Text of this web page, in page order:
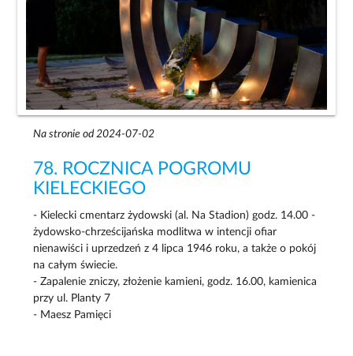
Na stronie od 2024-07-02
78. ROCZNICA POGROMU
KIELECKIEGO
- Kielecki cmentarz żydowski (al. Na Stadion) godz. 14.00 -
żydowsko-chrześcijańska modlitwa w intencji ofiar
nienawiści i uprzedzeń z 4 lipca 1946 roku, a także o pokój
na całym świecie.
- Zapalenie zniczy, złożenie kamieni, godz. 16.00, kamienica
przy ul. Planty 7
- Maesz Pamięci